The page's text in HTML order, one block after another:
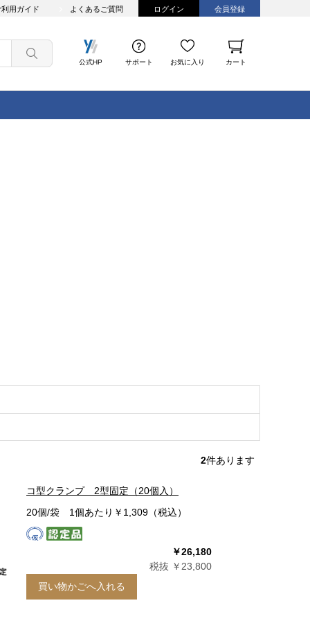
利用ガイド よくあるご質問 ログイン 会員登録
公式HP サポート お気に入り カート
2件あります
コ型クランプ 2型固定（20個入）
20個/袋 1個あたり￥1,309（税込）
￥26,180
税抜 ￥23,800
買い物かごへ入れる